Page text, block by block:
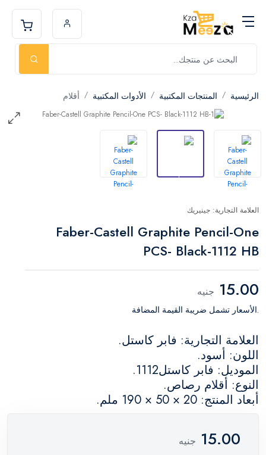
الرئيسية المنتجات المكتبية الأدوات المكتبية أقلام
العلامة التجارية: جينيريك
Faber-Castell Graphite Pencil-One
PCS- Black-1112 HB
15.00 جنيه
.الأسعار تشمل ضريبة القيمة المضافة
العلامة التجارية: فابر كاستل.
اللون: أسود.
الموديل: فابر كاستل1112.
النوع: أقلام رصاص.
أبعاد المنتج: 20 × 50 × 190 ملم.
15.00 جنيه